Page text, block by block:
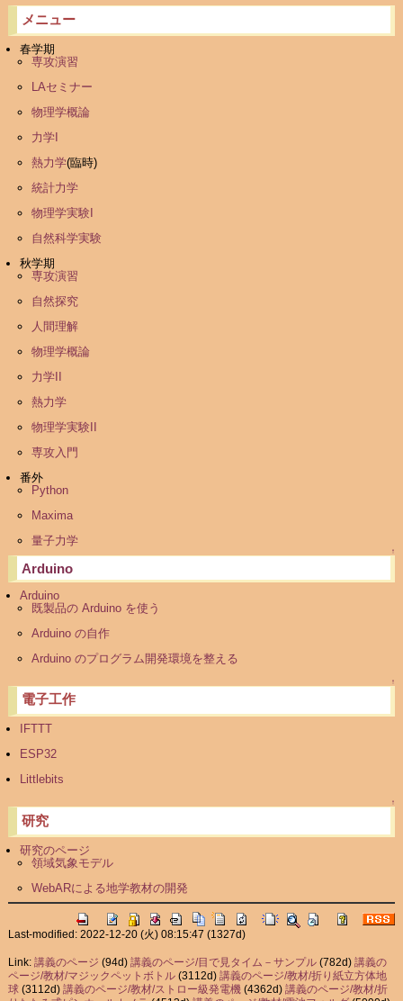
メニュー
春学期
専攻演習
LAセミナー
物理学概論
力学I
熱力学(臨時)
統計力学
物理学実験I
自然科学実験
秋学期
専攻演習
自然探究
人間理解
物理学概論
力学II
熱力学
物理学実験II
専攻入門
番外
Python
Maxima
量子力学
↑
Arduino
Arduino
既製品の Arduino を使う
Arduino の自作
Arduino のプログラム開発環境を整える
↑
電子工作
IFTTT
ESP32
Littlebits
↑
研究
研究のページ
領域気象モデル
WebARによる地学教材の開発
Last-modified: 2022-12-20 (火) 08:15:47 (1327d)
Link: 講義のページ (94d) 講義のページ/目で見タイム－サンプル(782d) 講義の
ページ/教材/マジックペットボトル(3112d) 講義のページ/教材/折り紙立方体地
球(3112d) 講義のページ/教材/ストロー級発電機(4362d) 講義のページ/教材/折